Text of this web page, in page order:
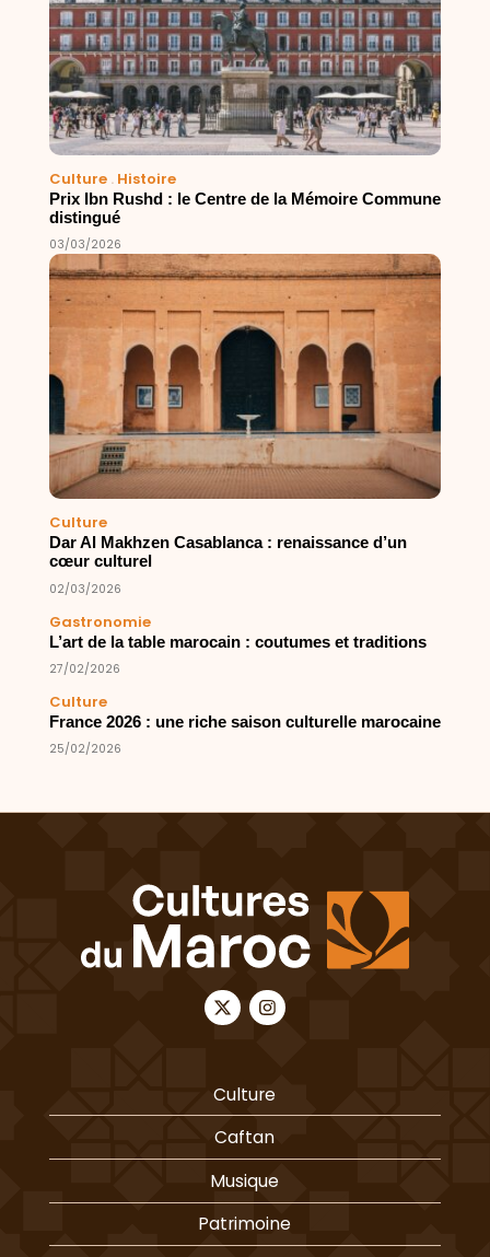
Culture. Histoire
Prix Ibn Rushd : le Centre de la Mémoire Commune
distingué
03/03/2026
Culture
Dar Al Makhzen Casablanca : renaissance d’un
cœur culturel
02/03/2026
Gastronomie
L’art de la table marocain : coutumes et traditions
27/02/2026
Culture
France 2026 : une riche saison culturelle marocaine
25/02/2026
Culture
Caftan
Musique
Patrimoine